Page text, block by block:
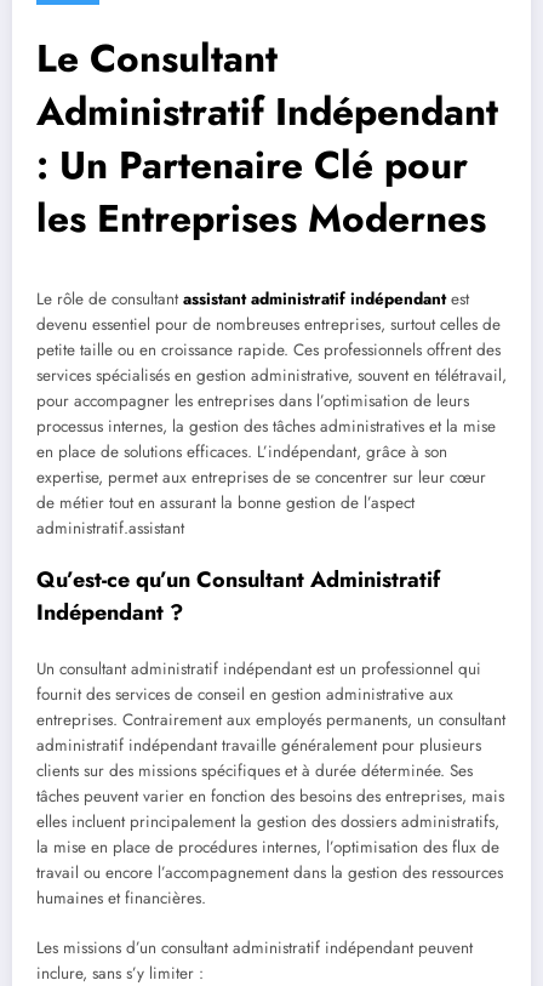
Le Consultant
Administratif Indépendant
: Un Partenaire Clé pour
les Entreprises Modernes
Le rôle de consultantassistant administratif indépendantest
devenu essentiel pour de nombreuses entreprises, surtout celles de
petite taille ou en croissance rapide. Ces professionnels offrent des
services spécialisés en gestion administrative, souvent en télétravail,
pour accompagner les entreprises dans l’optimisation de leurs
processus internes, la gestion des tâches administratives et la mise
en place de solutions efficaces. L’indépendant, grâce à son
expertise, permet aux entreprises de se concentrer sur leur cœur
de métier tout en assurant la bonne gestion de l’aspect
administratif.assistant
Qu’est-ce qu’un Consultant Administratif
Indépendant ?
Un consultant administratif indépendant est un professionnel qui
fournit des services de conseil en gestion administrative aux
entreprises. Contrairement aux employés permanents, un consultant
administratif indépendant travaille généralement pour plusieurs
clients sur des missions spécifiques et à durée déterminée. Ses
tâches peuvent varier en fonction des besoins des entreprises, mais
elles incluent principalement la gestion des dossiers administratifs,
la mise en place de procédures internes, l’optimisation des flux de
travail ou encore l’accompagnement dans la gestion des ressources
humaines et financières.
Les missions d’un consultant administratif indépendant peuvent
inclure, sans s’y limiter :